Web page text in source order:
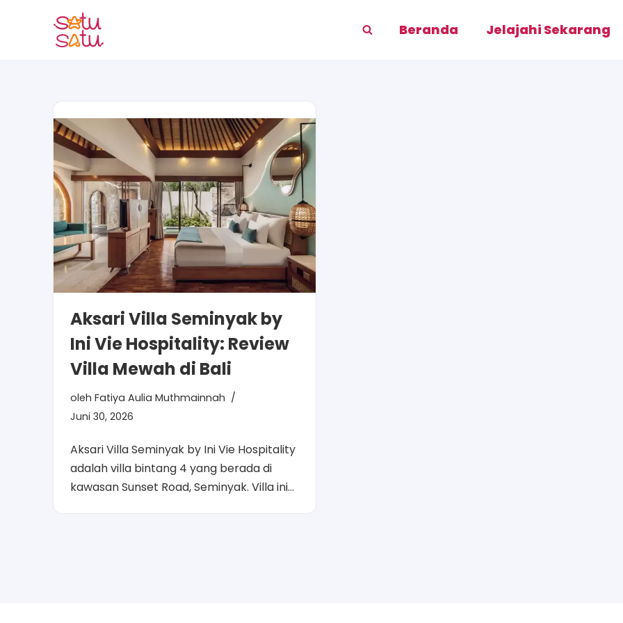
Beranda Jelajahi Sekarang
Aksari Villa Seminyak by
Ini Vie Hospitality: Review
Villa Mewah di Bali
oleh Fatiya Aulia Muthmainnah
Juni 30, 2026
Aksari Villa Seminyak by Ini Vie Hospitality
adalah villa bintang 4 yang berada di
kawasan Sunset Road, Seminyak. Villa ini…